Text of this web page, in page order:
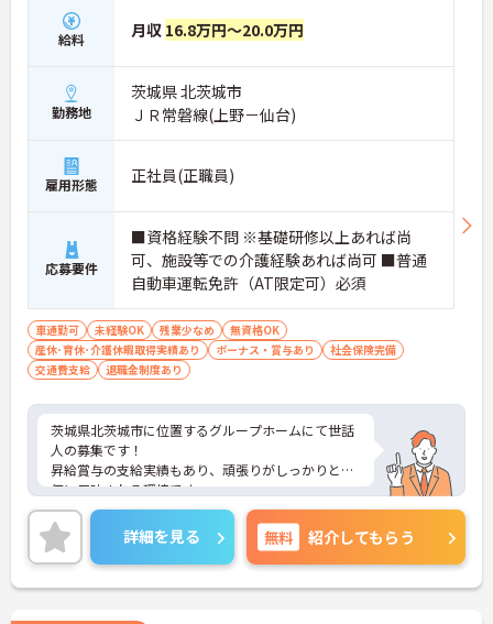
給料 月収 16.8万円～20.0万円
勤務地
茨城県 北茨城市
ＪＲ常磐線(上野－仙台)
雇用形態 正社員(正職員)
応募要件
■資格経験不問 ※基礎研修以上あれば尚
可、施設等での介護経験あれば尚可 ■普通
自動車運転免許（AT限定可）必須
車通勤可 未経験OK 残業少なめ
無資格OK
産休･育休･介護休暇取得実績あり
ボーナス・賞与あり
社会保険完備
交通費支給
退職金制度あり
茨城県北茨城市に位置するグループホームにて世話
人の募集です！
昇給賞与の支給実績もあり、頑張りがしっかりと評
価に反映される環境です。
ご興味ある方には、面接対策ポイントなど、さらに
詳細をお話しいたしますのでお気軽にご相談くださ
い！
詳細を見る 無料 紹介してもらう